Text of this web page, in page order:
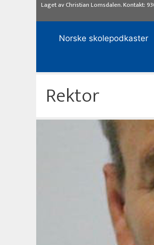
Laget avChristian Lomsdalen. Kontakt:
Norske skolepodkaster
Rektor